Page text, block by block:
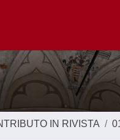
IN RIVISTA